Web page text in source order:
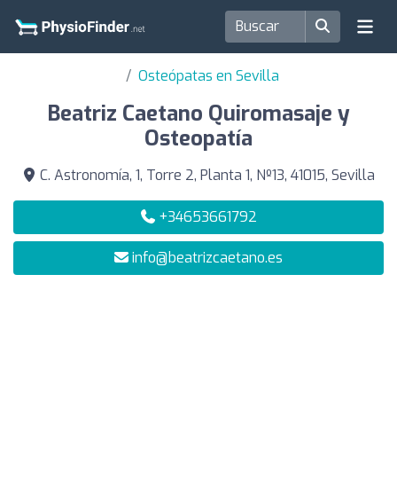
Osteópatas en Sevilla
Beatriz Caetano Quiromasaje y
Osteopatía
C. Astronomía, 1, Torre 2, Planta 1, Nº13, 41015, Sevilla
+34653661792
info@beatrizcaetano.es